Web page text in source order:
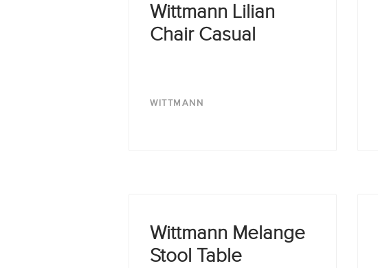
Wittmann Lilian
Chair Casual
WITTMANN
Wittmann Melange
Stool Table